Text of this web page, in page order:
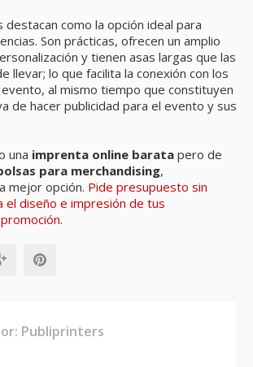
destacan como la opción ideal para
Son prácticas, ofrecen un amplio
y tienen asas largas que las
llevar; lo que facilita la conexión con los
al mismo tiempo que constituyen
de hacer publicidad para el evento y sus
una imprenta online barata pero de
para merchandising,
mejor opción. Pide presupuesto sin
el diseño e impresión de tus
.
Publiprinters